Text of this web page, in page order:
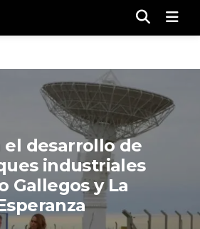
el desarrollo de
industriales
Gallegos y La